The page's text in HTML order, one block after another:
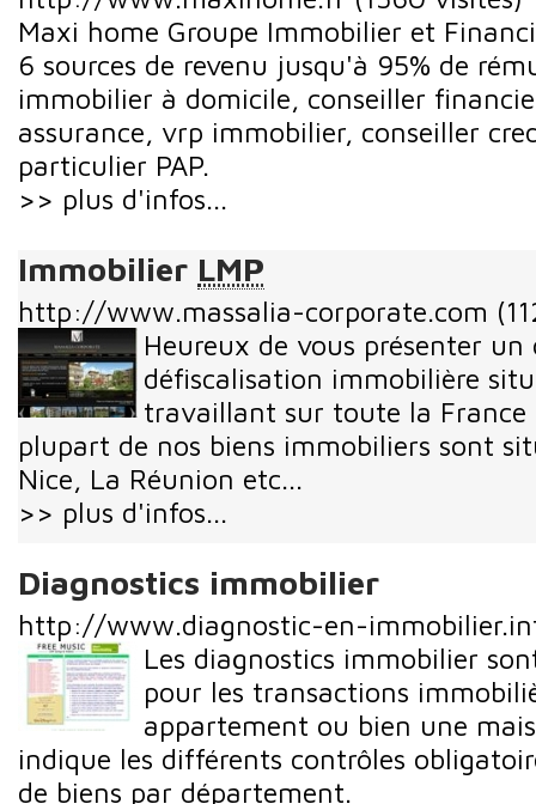
Maxi home Groupe Immobilier et
6 sources de revenu jusqu'à 95% de
immobilier à domicile, conseiller
assurance, vrp immobilier, conseiller
particulier PAP.
>> plus d'infos...
Immobilier LMP
http://www.massalia-corporate.com
Heureux de vous présenter un
défiscalisation immobilière
travaillant sur toute la
plupart de nos biens immobiliers sont
Nice, La Réunion etc...
>> plus d'infos...
Diagnostics immobilier
http://www.diagnostic-en-
Les diagnostics immobilier
pour les transactions
appartement ou bien une
indique les différents contrôles
de biens par département.